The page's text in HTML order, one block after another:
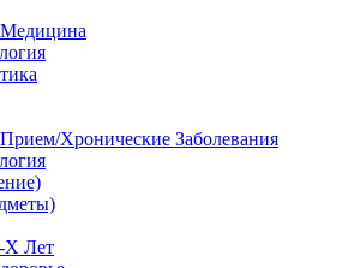
Хронические Заболевания
Х Лет